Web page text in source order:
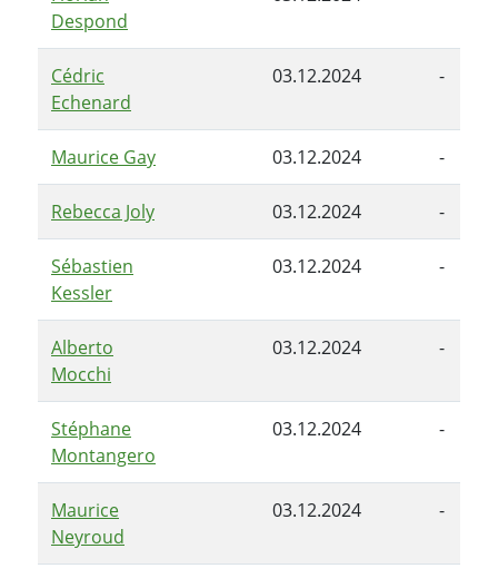
Despond
Cédric
Echenard
03.12.2024 -
Maurice Gay 03.12.2024 -
Rebecca Joly 03.12.2024 -
Sébastien
Kessler
03.12.2024 -
Alberto
Mocchi
03.12.2024 -
Stéphane
Montangero
03.12.2024 -
Maurice
Neyroud
03.12.2024 -